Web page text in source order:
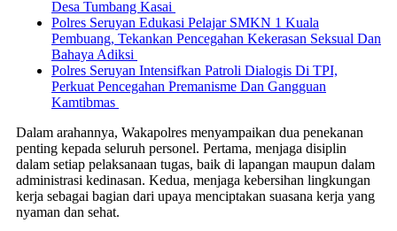
Desa Tumbang Kasai
Polres Seruyan Edukasi Pelajar SMKN 1 Kuala
Pembuang, Tekankan Pencegahan Kekerasan Seksual Dan
Bahaya Adiksi
Polres Seruyan Intensifkan Patroli Dialogis Di TPI,
Perkuat Pencegahan Premanisme Dan Gangguan
Kamtibmas
Dalam arahannya, Wakapolres menyampaikan dua penekanan
penting kepada seluruh personel. Pertama, menjaga disiplin
dalam setiap pelaksanaan tugas, baik di lapangan maupun dalam
administrasi kedinasan. Kedua, menjaga kebersihan lingkungan
kerja sebagai bagian dari upaya menciptakan suasana kerja yang
nyaman dan sehat.